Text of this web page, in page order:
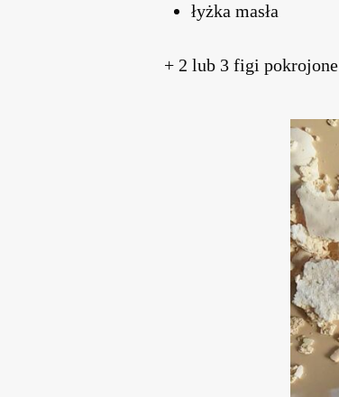
łyżka masła
+ 2 lub 3 figi pokrojone